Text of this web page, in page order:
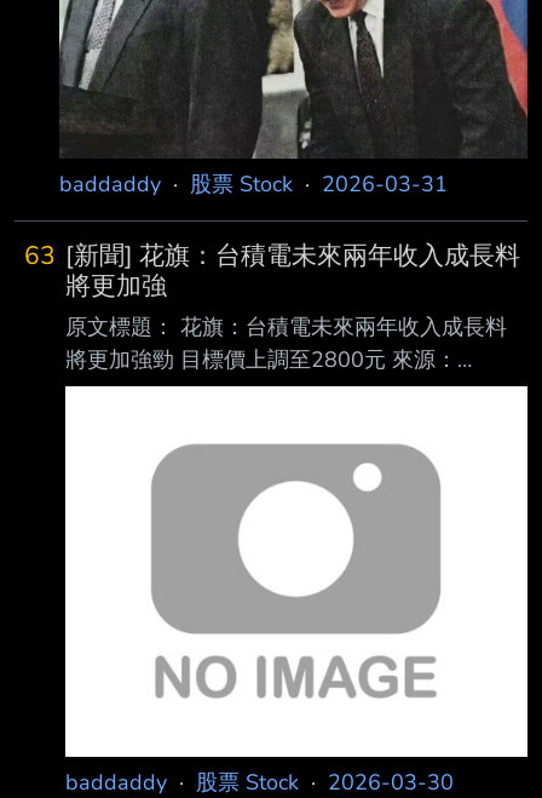
baddaddy · 股票 Stock · 2026-03-31
63 [新聞] 花旗：台積電未來兩年收入成長料
將更加強
原文標題： 花旗：台積電未來兩年收入成長料
將更加強勁 目標價上調至2800元 來源：
https://myppt.cc/289pFz 內文： 鉅亨網編譯陳
告指出，台積電 (2330-TW)(TSM-US) 未來兩
年營收成長動能可望進 一步增強。 報告強調，
晶片需求不僅集中在 AI 加速器領域，更正向中
央處理器 (CPU)、網路晶片及 共封裝光學元件等
更廣泛生態系統擴散。隨著供應鏈環境趨緊，台
積電的定價權與利潤率 韌性得以鞏固。 花旗分
析師預估，受惠
baddaddy · 股票 Stock · 2026-03-30